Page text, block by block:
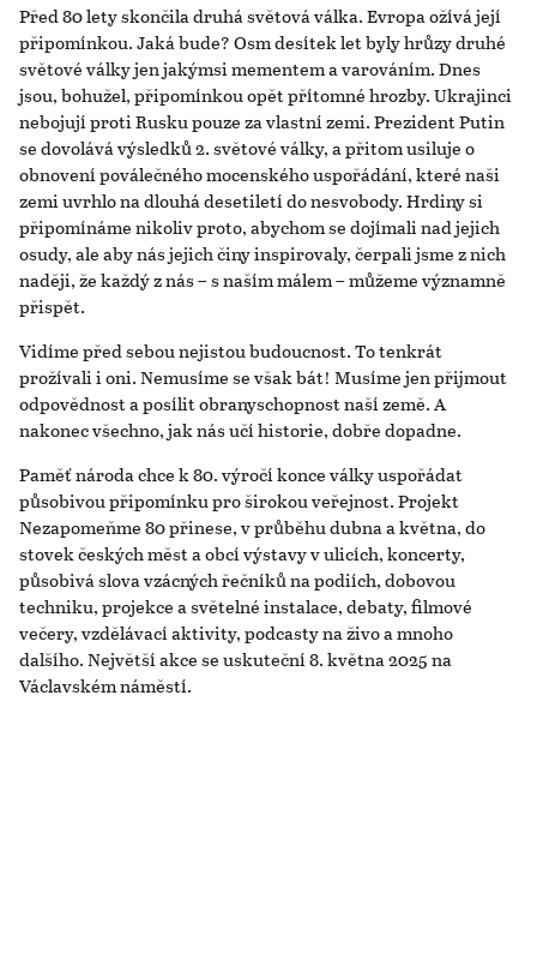
Před 80 lety skončila druhá světová válka. Evropa ožívá její
připomínkou. Jaká bude? Osm desítek let byly hrůzy druhé
světové války jen jakýmsi mementem a varováním. Dnes
jsou, bohužel, připomínkou opět přítomné hrozby. Ukrajinci
nebojují proti Rusku pouze za vlastní zemi. Prezident Putin
se dovolává výsledků 2. světové války, a přitom usiluje o
obnovení poválečného mocenského uspořádání, které naši
zemi uvrhlo na dlouhá desetiletí do nesvobody. Hrdiny si
připomínáme nikoliv proto, abychom se dojímali nad jejich
osudy, ale aby nás jejich činy inspirovaly, čerpali jsme z nich
naději, že každý z nás – s naším málem – můžeme významně
přispět.
Vidíme před sebou nejistou budoucnost. To tenkrát
prožívali i oni. Nemusíme se však bát! Musíme jen přijmout
odpovědnost a posílit obranyschopnost naší země. A
nakonec všechno, jak nás učí historie, dobře dopadne.
Paměť národa chce k 80. výročí konce války uspořádat
působivou připomínku pro širokou veřejnost. Projekt
Nezapomeňme 80 přinese, v průběhu dubna a května, do
stovek českých měst a obcí výstavy v ulicích, koncerty,
působivá slova vzácných řečníků na podiích, dobovou
techniku, projekce a světelné instalace, debaty, filmové
večery, vzdělávací aktivity, podcasty na živo a mnoho
dalšího. Největší akce se uskuteční 8. května 2025 na
Václavském náměstí.